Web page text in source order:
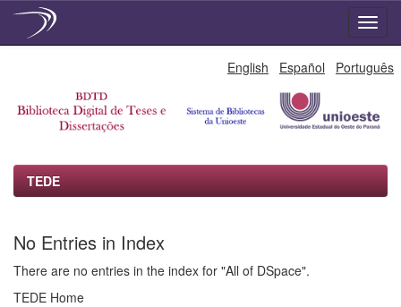
English Español Português
TEDE
No Entries in Index
There are no entries in the index for "All of DSpace".
TEDE Home